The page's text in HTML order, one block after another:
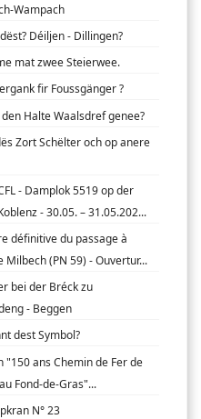
Wampach
Déiljen - Dillingen?
mat zwee Steierwee.
fir Foussgänger ?
Halte Waalsdref genee?
Zort Schëlter och op anere
- Damplok 5519 op der
- 30.05. – 31.05.202...
définitive du passage à
Milbech (PN 59) - Ouvertur...
bei der Bréck zu
- Beggen
dest Symbol?
"150 ans Chemin de Fer de
Fond-de-Gras"...
N° 23